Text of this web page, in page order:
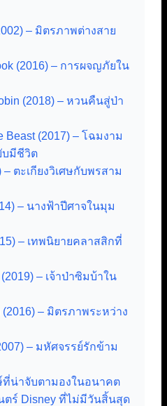
– มิตรภาพต่างสาย
(2016) – การผจญภัยใน
(2018) – หวนคืนสู่ป่า
Beast (2017) – โฉมงาม
บมีชีวิต
– ตะเกียงวิเศษกับพรสาม
– นางฟ้าปีศาจในมุม
– เทพนิยายคลาสสิกที่
– เจ้าป่าซิมบ้าใน
(2016) – มิตรภาพระหว่าง
– มหัศจรรย์รักข้าม
น่าจับตามองในอนาคต
ตร์ Disney ที่ไม่มีวันสิ้นสุด